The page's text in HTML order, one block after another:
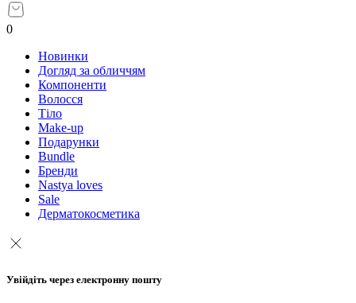
0
Новинки
Догляд за обличчям
Компоненти
Волосся
Тіло
Make-up
Подарунки
Bundle
Бренди
Nastya loves
Sale
Дерматокосметика
Увійдіть через електронну пошту